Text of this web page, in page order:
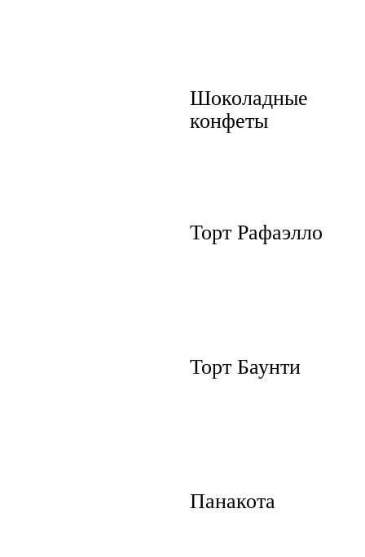
Шоколадные
конфеты
Торт Рафаэлло
Торт Баунти
Панакота